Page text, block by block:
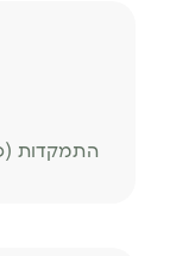
התמקדות